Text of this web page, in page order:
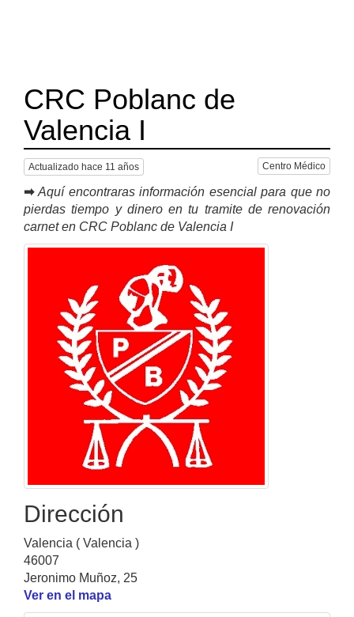
CRC Poblanc de
Valencia I
Actualizado hace 11 años Centro Médico
➡ Aquí encontraras información esencial para que no
pierdas tiempo y dinero en tu tramite de renovación
carnet en CRC Poblanc de Valencia I
Dirección
Valencia ( Valencia )
46007
Jeronimo Muñoz, 25
Ver en el mapa